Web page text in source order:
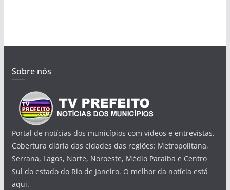
Sobre nós
Portal de notícias dos municípios com videos e entrevistas.
Cobertura diária das cidades das regiões: Metropolitana,
Serrana, Lagos, Norte, Noroeste, Médio Paraíba e Centro
Sul do estado do Rio de Janeiro. O melhor da notícia está
aqui.